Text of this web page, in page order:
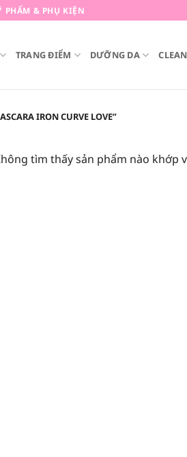
PHẨM & PHỤ KIỆN
TRANG ĐIỂM DƯỠNG DA
IRON CURVE LOVE”
tìm thấy sản phẩm nào khớp